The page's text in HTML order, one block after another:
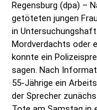
Regensburg (dpa) –
getöteten jungen
in
Mordverdachts oder
konnte ein
sagen. Nach
55-Jährige ein
der Sprecher